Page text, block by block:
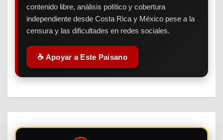
contenido libre, análisis político y cobertura
independiente desde Costa Rica y México pese a la
censura y las dificultades en redes sociales.
☕ Apoyar a Este Paisano